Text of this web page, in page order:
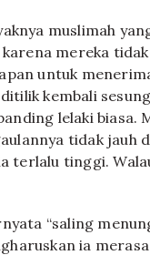
muslimah
mereka
untuk
kembali
lelaki
tidak
terlalu tinggi.
“saling
ia